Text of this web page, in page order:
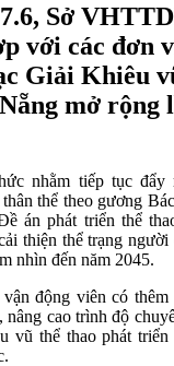
Sở
với các đơn
Giải Khiêu
mở rộng
nhằm tiếp tục đẩy
thể theo gương
án phát triển thể
thiện thể trạng
nhìn đến năm 2045.
động viên có
cao trình độ
vũ thể thao phát